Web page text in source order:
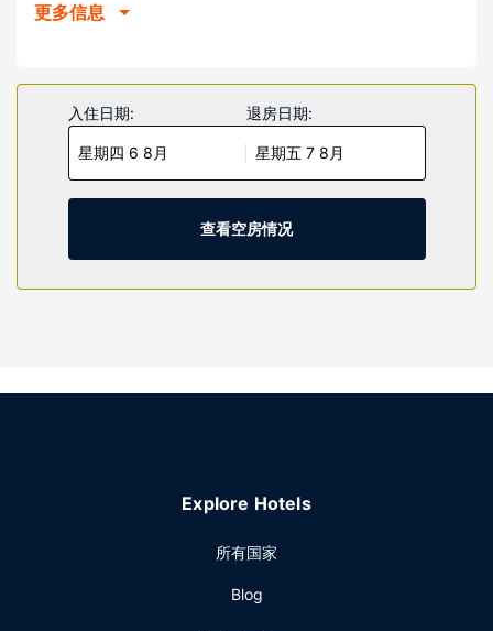
客房
家的舒适。提供免费无线网络，方便您与朋友保持联系；有线
频道可满足您的娱乐需求。便利设施包括书桌和风扇，以及带
有免费市内通话的电话。
物业设施
这个无烟汽车旅馆拥有 1 座楼，共 2 层，并提供轮椅无障碍设
每日 07:30 至 09:30 提供免费的外带式早餐。
更多信息
入住日期:
星期四 6 8月
退房日期:
星期五 7 8月
查看空房情况
Explore Hotels
所有国家
Blog